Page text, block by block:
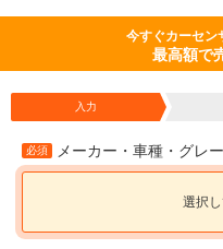
今すぐカーセン
最高額で
入力
必須 メーカー・車種・グレ
選択